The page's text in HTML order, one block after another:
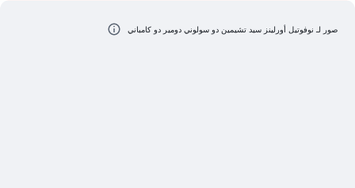
صور لـ نوفوتيل أورلينز سيد تشيمين دو سولوني دومير دو كامباني